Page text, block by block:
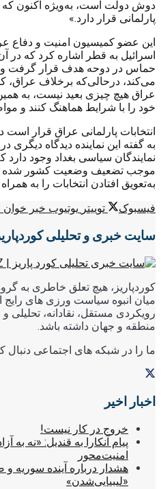
دوش دولت است، به‌ویژه اکنون که
پارلمانی قرار دارد.»
این عضو کمیسیون امنیت و دفاع
اسرائیل به قطر اشاره کرد که در
حماس در دوحه هدف قرار گرفت و
می‌کند، درحالی‌که برخلاف عراق،
عراق هیچ چیزی بعید نیست، به
خود را با شرایط هماهنگ کنند و
به گفته این نماینده دیدگاه دیگری
نمایندگان سیاسی بغداد وجود دارد
موجب تضعیف وضعیت کشور شده و
به‌تعویق افتادن انتخابات را به
فیسبوک
توییتر یوتیوب خبر خوان RSS
سایت خبری و تحلیلی
کوردپاریز، هیچ تعلق خاطری به
میان انبوه سیاست ورزی های
رویکردی مستقل، نقادانه، تحلیلی
منطقه و جهان داشته باشد.
ما را در شبکه های اجتماعی دنبال
اخبار اخیر
خروج در کار نیست!
پیام آنکارا به قندیل: «نه به
امنیت‌محور
هشدار درباره آینده سوریه
«لیبیایی‌شدن»